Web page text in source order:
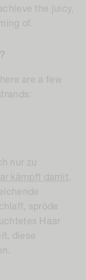
the juicy,
of.
are a few
nur zu
kämpft damit,
spröde
Haar
diese